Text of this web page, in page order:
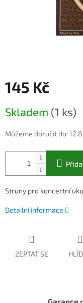
145 Kč
cena:
Skladem (1 ks)
Můžeme doručit do:
Struny pro koncertní
Detailní informace
ZEPTAT SE